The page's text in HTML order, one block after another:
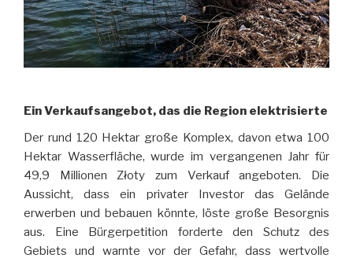
Ein Verkaufsangebot, das die Region elektrisierte
Der rund 120 Hektar große Komplex, davon etwa 100
Hektar Wasserfläche, wurde im vergangenen Jahr für
49,9 Millionen Złoty zum Verkauf angeboten. Die
Aussicht, dass ein privater Investor das Gelände
erwerben und bebauen könnte, löste große Besorgnis
aus. Eine Bürgerpetition forderte den Schutz des
Gebiets und warnte vor der Gefahr, dass wertvolle